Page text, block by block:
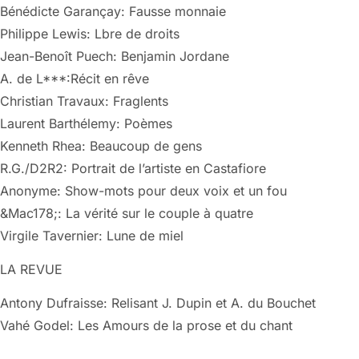
Bénédicte Garançay: Fausse monnaie
Philippe Lewis: Lbre de droits
Jean-Benoît Puech: Benjamin Jordane
A. de L***:Récit en rêve
Christian Travaux: Fraglents
Laurent Barthélemy: Poèmes
Kenneth Rhea: Beaucoup de gens
R.G./D2R2: Portrait de l’artiste en Castafiore
Anonyme: Show-mots pour deux voix et un fou
&Mac178;: La vérité sur le couple à quatre
Virgile Tavernier: Lune de miel
LA REVUE
Antony Dufraisse: Relisant J. Dupin et A. du Bouchet
Vahé Godel: Les Amours de la prose et du chant